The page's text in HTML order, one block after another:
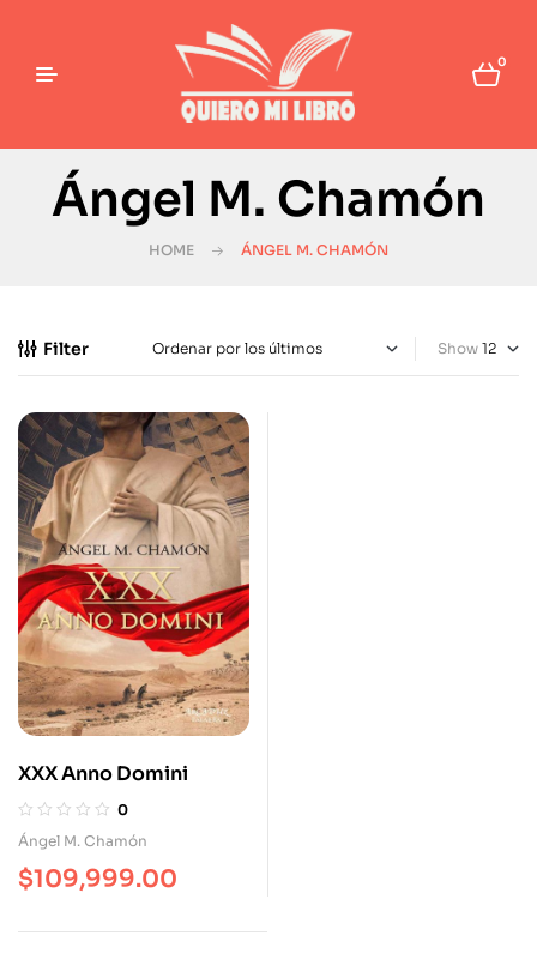
0
Ángel M. Chamón
HOME ÁNGEL M. CHAMÓN
Filter Show
XXX Anno Domini
0
Ángel M. Chamón
$109,999.00